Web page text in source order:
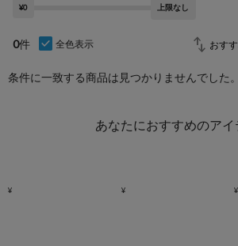
¥0 上限なし
0件 全色表示
条件に一致する商品は見つかりませんでした。
あなたにおすすめのアイ